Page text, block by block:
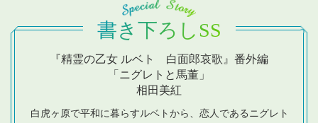
書き下ろしSS
『精霊の乙女 ルベト 白面郎哀歌』番外編
「ニグレトと馬董」
相田美紅
白虎ヶ原で平和に暮らすルベトから、恋人であるニグレト